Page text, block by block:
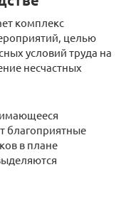
комплекс
целью
условий труда на
несчастных
благоприятные
в плане